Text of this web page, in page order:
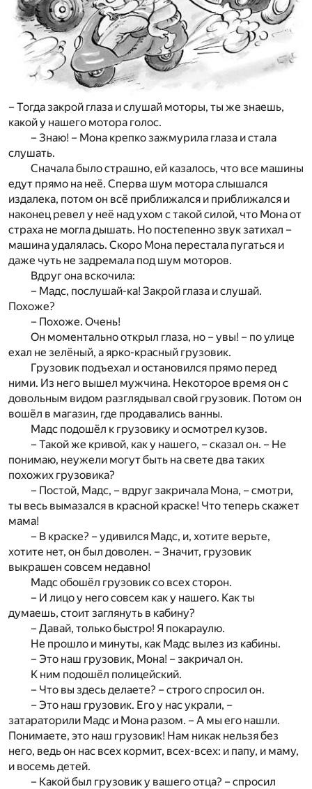
– Тогда закрой глаза и слушай моторы, ты же знаешь,
какой у нашего мотора голос.
– Знаю! – Мона крепко зажмурила глаза и стала
слушать.
Сначала было страшно, ей казалось, что все машины
едут прямо на неё. Сперва шум мотора слышался
издалека, потом он всё приближался и приближался и
наконец ревел у неё над ухом с такой силой, что Мона от
страха не могла дышать. Но постепенно звук затихал –
машина удалялась. Скоро Мона перестала пугаться и
даже чуть не задремала под шум моторов.
Вдруг она вскочила:
– Мадс, послушай-ка! Закрой глаза и слушай.
Похоже?
– Похоже. Очень!
Он моментально открыл глаза, но – увы! – по улице
ехал не зелёный, а ярко-красный грузовик.
Грузовик подъехал и остановился прямо перед
ними. Из него вышел мужчина. Некоторое время он с
довольным видом разглядывал свой грузовик. Потом он
вошёл в магазин, где продавались ванны.
Мадс подошёл к грузовику и осмотрел кузов.
– Такой же кривой, как у нашего, – сказал он. – Не
понимаю, неужели могут быть на свете два таких
похожих грузовика?
– Постой, Мадс, – вдруг закричала Мона, – смотри,
ты весь вымазался в красной краске! Что теперь скажет
мама!
– В краске? – удивился Мадс, и, хотите верьте,
хотите нет, он был доволен. – Значит, грузовик
выкрашен совсем недавно!
Мадс обошёл грузовик со всех сторон.
– И лицо у него совсем как у нашего. Как ты
думаешь, стоит заглянуть в кабину?
– Давай, только быстро! Я покараулю.
Не прошло и минуты, как Мадс вылез из кабины.
– Это наш грузовик, Мона! – закричал он.
К ним подошёл полицейский.
– Что вы здесь делаете? – строго спросил он.
– Это наш грузовик. Его у нас украли, –
затараторили Мадс и Мона разом. – А мы его нашли.
Понимаете, это наш грузовик! Нам никак нельзя без
него, ведь он нас всех кормит, всех-всех: и папу, и маму,
и восемь детей.
– Какой был грузовик у вашего отца? – спросил